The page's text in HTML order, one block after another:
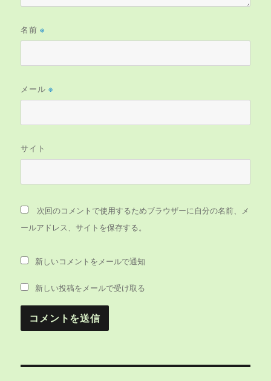
名前※
メール※
サイト
次回のコメントで使用するためブラウザーに自分の名前、メ
ールアドレス、サイトを保存する。
新しいコメントをメールで通知
新しい投稿をメールで受け取る